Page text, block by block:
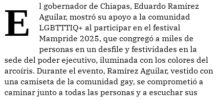
El gobernador de Chiapas, Eduardo Ramírez
Aguilar, mostró su apoyo a la comunidad
LGBTTTIQ+ al participar en el festival
Mampride 2025, que congregó a miles de
personas en un desfile y festividades en la
sede del poder ejecutivo, iluminada con los colores del
arcoíris. Durante el evento, Ramírez Aguilar, vestido con
una camiseta de la comunidad gay, se comprometió a
caminar junto a todas las personas y a escuchar sus